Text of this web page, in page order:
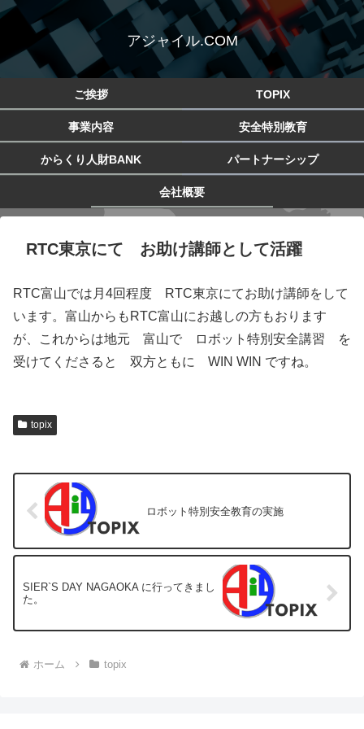
アジャイル.COM
ご挨拶 TOPIX
事業内容 安全特別教育
からくり人財BANK パートナーシップ
会社概要
RTC東京にて お助け講師として活躍
RTC富山では月4回程度 RTC東京にてお助け講師をして
います。富山からもRTC富山にお越しの方もおります
が、これからは地元 富山で ロボット特別安全講習 を
受けてくださると 双方ともに WIN WIN ですね。
topix
ロボット特別安全教育の実施
SIER`S DAY NAGAOKA に行ってきまし
た。
ホーム topix